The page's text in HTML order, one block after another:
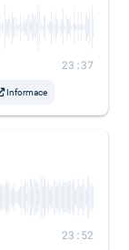
23:37
Informace
23:52